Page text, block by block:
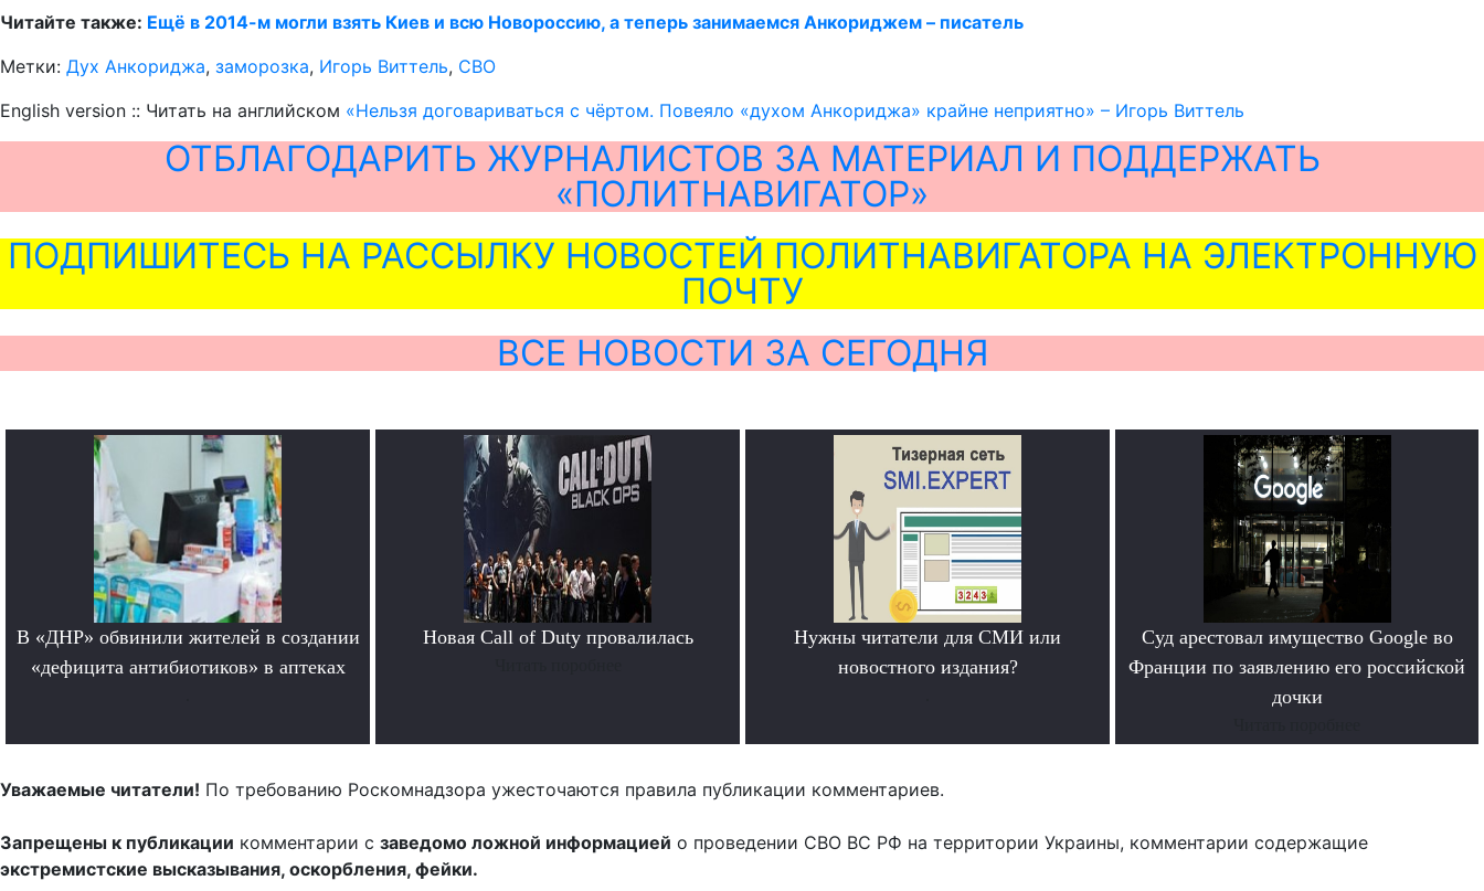
Читайте также: Ещё в 2014-м могли взять Киев и всю Новороссию, а теперь занимаемся Анкориджем – писатель
Метки: Дух Анкориджа, заморозка, Игорь Виттель, СВО
English version :: Читать на английском «Нельзя договариваться с чёртом. Повеяло «духом Анкориджа» крайне неприятно» – Игорь Виттель
ОТБЛАГОДАРИТЬ ЖУРНАЛИСТОВ ЗА МАТЕРИАЛ И ПОДДЕРЖАТЬ
«ПОЛИТНАВИГАТОР»
ПОДПИШИТЕСЬ НА РАССЫЛКУ НОВОСТЕЙ ПОЛИТНАВИГАТОРА НА ЭЛЕКТРОННУЮ
ПОЧТУ
ВСЕ НОВОСТИ ЗА СЕГОДНЯ
В «ДНР» обвинили жителей в создании
«дефицита антибиотиков» в аптеках
Новая Call of Duty провалилась
Нужны читатели для СМИ или
новостного издания?
Суд арестовал имущество Google во
Франции по заявлению его российской
дочки
Уважаемые читатели! По требованию Роскомнадзора ужесточаются правила публикации комментариев.
Запрещены к публикации комментарии с заведомо ложной информацией о проведении СВО ВС РФ на территории Украины, комментарии содержащие
экстремистские высказывания, оскорбления, фейки.